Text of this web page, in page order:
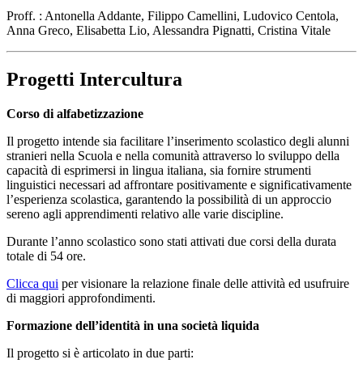
Proff. : Antonella Addante, Filippo Camellini, Ludovico Centola,
Anna Greco, Elisabetta Lio, Alessandra Pignatti, Cristina Vitale
Progetti Intercultura
Corso di alfabetizzazione
Il progetto intende sia facilitare l’inserimento scolastico degli alunni
stranieri nella Scuola e nella comunità attraverso lo sviluppo della
capacità di esprimersi in lingua italiana, sia fornire strumenti
linguistici necessari ad affrontare positivamente e significativamente
l’esperienza scolastica, garantendo la possibilità di un approccio
sereno agli apprendimenti relativo alle varie discipline.
Durante l’anno scolastico sono stati attivati due corsi della durata
totale di 54 ore.
Clicca qui per visionare la relazione finale delle attività ed usufruire
di maggiori approfondimenti.
Formazione dell’identità in una società liquida
Il progetto si è articolato in due parti: